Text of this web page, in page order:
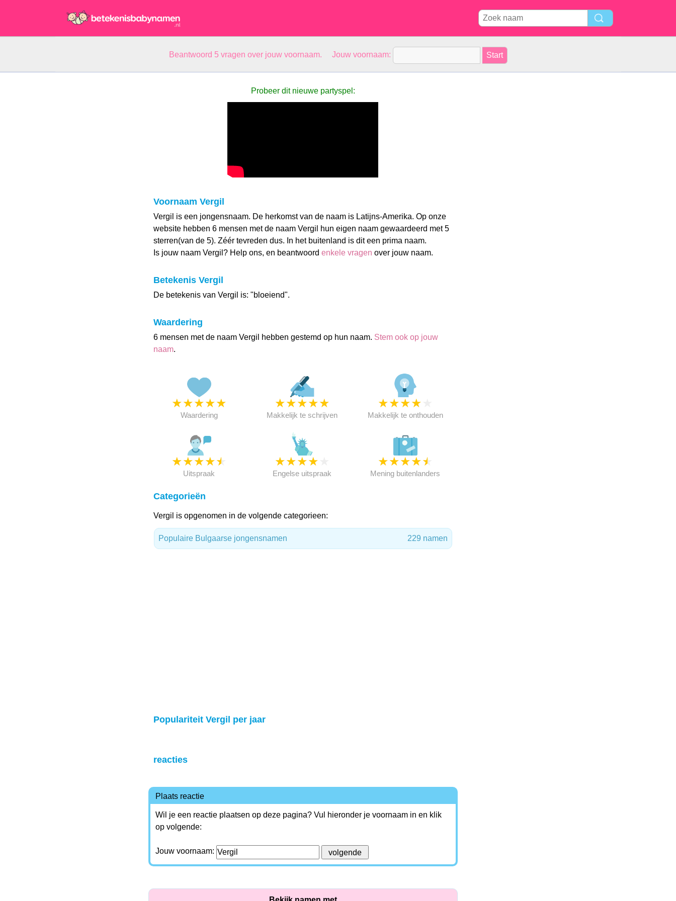
Beantwoord 5 vragen over jouw voornaam. Jouw voornaam:
Probeer dit nieuwe partyspel:
Voornaam Vergil
Vergil is een jongensnaam. De herkomst van de naam is Latijns-Amerika. Op onze
website hebben 6 mensen met de naam Vergil hun eigen naam gewaardeerd met 5
sterren(van de 5). Zéér tevreden dus. In het buitenland is dit een prima naam.
Is jouw naam Vergil? Help ons, en beantwoord enkele vragen over jouw naam.
Betekenis Vergil
De betekenis van Vergil is: "bloeiend".
Waardering
6 mensen met de naam Vergil hebben gestemd op hun naam. Stem ook op jouw
naam.
★★★★★
Waardering
★★★★★
Makkelijk te schrijven
★★★★
Makkelijk te onthouden
★★★★★
Uitspraak
★★★★
Engelse uitspraak
★★★★★
Mening buitenlanders
Categorieën
Vergil is opgenomen in de volgende categorieen:
Populaire Bulgaarse jongensnamen 229 namen
Populariteit Vergil per jaar
reacties
Plaats reactie
Wil je een reactie plaatsen op deze pagina? Vul hieronder je voornaam in en klik
op volgende:
Jouw voornaam: